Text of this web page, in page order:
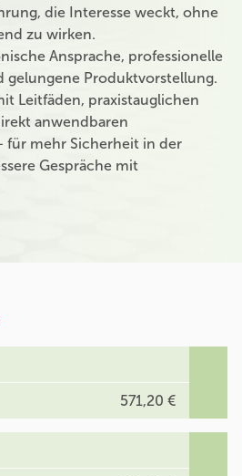
die Interesse weckt, ohne
zu wirken.
Ansprache, professionelle
gelungene Produktvorstellung.
Leitfäden, praxistauglichen
anwendbaren
für mehr Sicherheit in der
Gespräche mit
571,20 €